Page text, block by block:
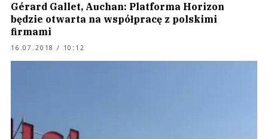
Gérard Gallet, Auchan: Platforma Horizon
będzie otwarta na współpracę z polskimi
firmami
16.07.2018 / 10:12